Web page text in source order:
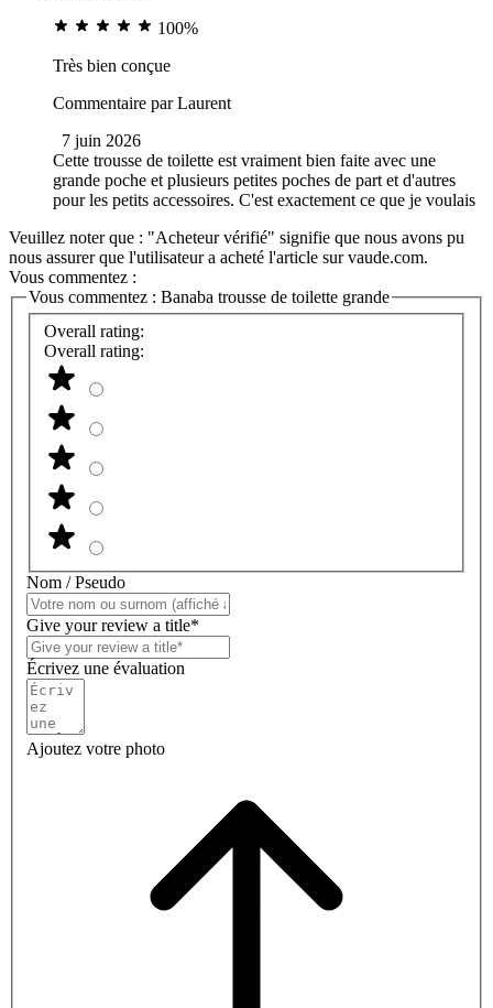
100%
Très bien conçue
Commentaire parLaurent
7 juin 2026
Cette trousse de toilette est vraiment bien faite avec une
grande poche et plusieurs petites poches de part et d'autres
pour les petits accessoires. C'est exactement ce que je voulais
Veuillez noter que : "Acheteur vérifié" signifie que nous avons pu
nous assurer que l'utilisateur a acheté l'article sur vaude.com.
Vous commentez :
Vous commentez : Banaba trousse de toilette grande
Overall rating:
Overall rating:
Nom / Pseudo
Give your review a title*
Écrivez une évaluation
Ajoutez votre photo